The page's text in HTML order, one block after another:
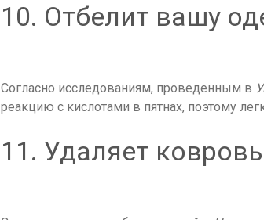
10. Отбелит вашу
Согласно исследованиям, проведенным в
реакцию с кислотами в пятнах, поэтому
11. Удаляет